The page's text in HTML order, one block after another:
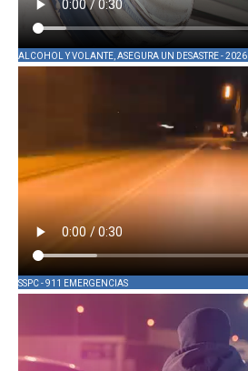
ALCOHOL Y VOLANTE, ASEGURA UN DESASTRE - 2026
SSPC - 911 EMERGENCIAS